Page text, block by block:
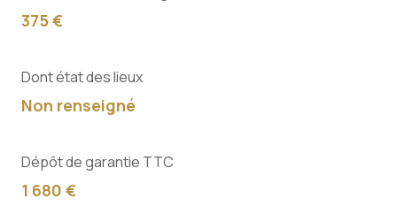
375 €
Dont état des lieux
Non renseigné
Dépôt de garantie TTC
1 680 €